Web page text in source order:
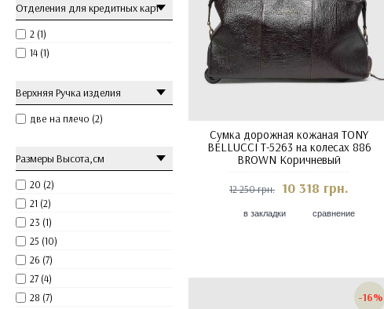
Отделения для кредитных карт
2 (1)
14 (1)
Верхняя Ручка изделия
две на плечо (2)
Размеры Высота,см
20 (2)
21 (2)
23 (1)
25 (10)
26 (7)
27 (4)
28 (7)
Сумка дорожная кожаная TONY
BELLUCCI T-5263 на колесах 886
BROWN Коричневый
12 250 грн. 10 318 грн.
в закладки сравнение
-16%